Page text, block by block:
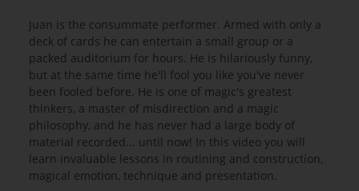
Juan is the consummate performer. Armed with only a
deck of cards he can entertain a small group or a
packed auditorium for hours. He is hilariously funny,
but at the same time he'll fool you like you've never
been fooled before. He is one of magic's greatest
thinkers, a master of misdirection and a magic
philosophy, and he has never had a large body of
material recorded... until now! In this video you will
learn invaluable lessons in routining and construction,
magical emotion, technique and presentation.